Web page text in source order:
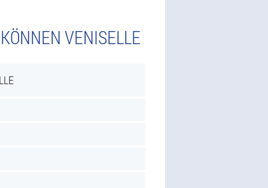
VENISELLE